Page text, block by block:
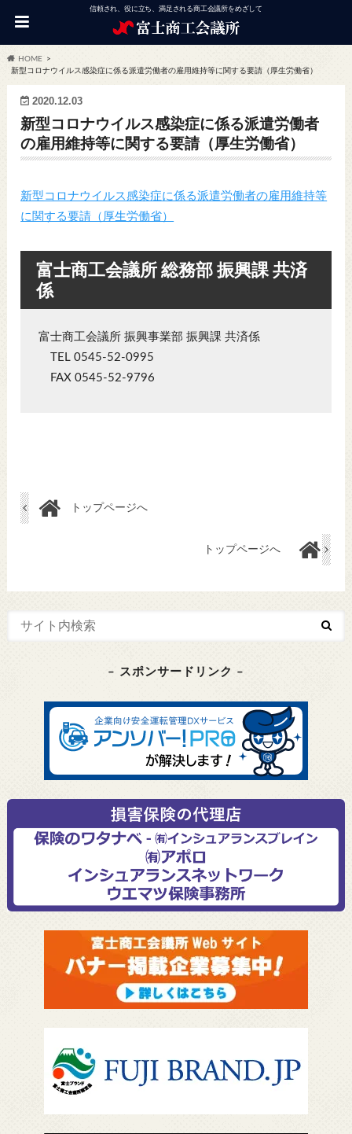
信頼され、役に立ち、満足される商工会議所をめざして
HOME
新型コロナウイルス感染症に係る派遣労働者の雇用維持等に関する要請（厚生労働省）
2020.12.03
新型コロナウイルス感染症に係る派遣労働者
の雇用維持等に関する要請（厚生労働省）
新型コロナウイルス感染症に係る派遣労働者の雇用維持等
に関する要請（厚生労働省）
富士商工会議所 総務部 振興課 共済
係
富士商工会議所 振興事業部 振興課 共済係
TEL 0545-52-0995
FAX 0545-52-9796
トップページへ
トップページへ
– スポンサードリンク –